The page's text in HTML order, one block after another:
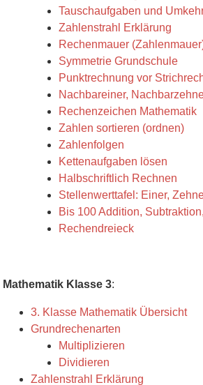
Tauschaufgaben und
Zahlenstrahl Erklärung
Rechenmauer
Symmetrie Grundschule
Punktrechnung vor
Nachbareiner,
Rechenzeichen Mathematik
Zahlen sortieren (ordnen)
Zahlenfolgen
Kettenaufgaben lösen
Halbschriftlich Rechnen
Stellenwerttafel: Einer,
Bis 100 Addition,
Rechendreieck
Mathematik Klasse 3:
3. Klasse Mathematik Übersicht
Grundrechenarten
Multiplizieren
Dividieren
Zahlenstrahl Erklärung